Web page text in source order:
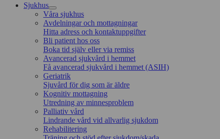
Sjukhus
Våra sjukhus
Avdelningar och mottagningar
Hitta adress och kontaktuppgifter
Bli patient hos oss
Boka tid själv eller via remiss
Avancerad sjukvård i hemmet
Få avancerad sjukvård i hemmet (ASIH)
Geriatrik
Sjuvård för dig som är äldre
Kognitiv mottagning
Utredning av minnesproblem
Palliativ vård
Lindrande vård vid allvarlig sjukdom
Rehabilitering